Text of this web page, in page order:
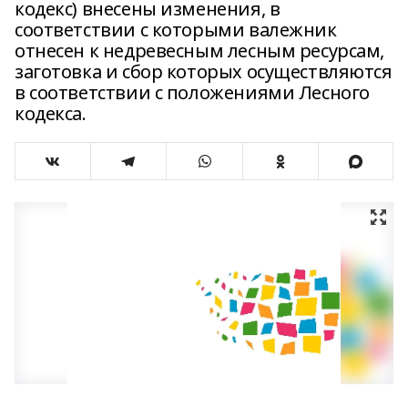
кодекс) внесены изменения, в
соответствии с которыми валежник
отнесен к недревесным лесным ресурсам,
заготовка и сбор которых осуществляются
в соответствии с положениями Лесного
кодекса.